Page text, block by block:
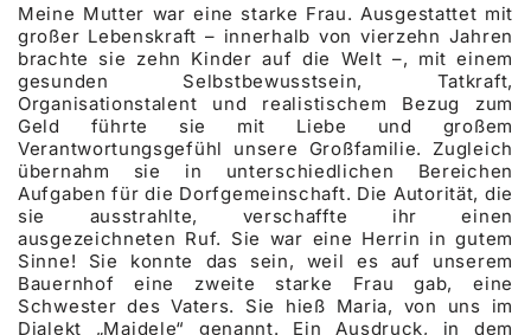
Meine Mutter war eine starke Frau. Ausgestattet mit
großer Lebenskraft – innerhalb von vierzehn Jahren
brachte sie zehn Kinder auf die Welt –, mit einem
gesunden Selbstbewusstsein, Tatkraft,
Organisationstalent und realistischem Bezug zum
Geld führte sie mit Liebe und großem
Verantwortungsgefühl unsere Großfamilie. Zugleich
übernahm sie in unterschiedlichen Bereichen
Aufgaben für die Dorfgemeinschaft. Die Autorität, die
sie ausstrahlte, verschaffte ihr einen
ausgezeichneten Ruf. Sie war eine Herrin in gutem
Sinne! Sie konnte das sein, weil es auf unserem
Bauernhof eine zweite starke Frau gab, eine
Schwester des Vaters. Sie hieß Maria, von uns im
Dialekt „Maidele“ genannt. Ein Ausdruck, in dem